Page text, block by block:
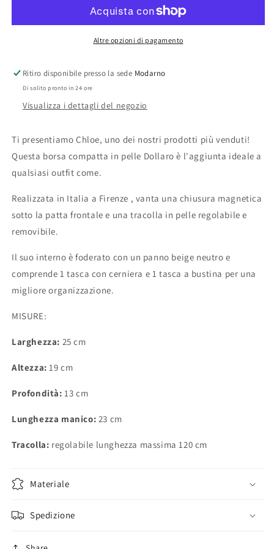
in
25x13x19
cm
Chloe
in
Vera
25x13x19
cm
Altre opzioni di pagamento
Ritiro disponibile presso la sede Modarno
Di solito pronto in 24 ore
Visualizza i dettagli del negozio
Ti presentiamo Chloe, uno dei nostri prodotti più venduti!
Questa borsa compatta in pelle Dollaro è l'aggiunta ideale a
qualsiasi outfit come.
Realizzata in Italia a Firenze , vanta una chiusura magnetica
sotto la patta frontale e una tracolla in pelle regolabile e
removibile.
Il suo interno è foderato con un panno beige neutro e
comprende 1 tasca con cerniera e 1 tasca a bustina per una
migliore organizzazione.
MISURE:
Larghezza: 25 cm
Altezza: 19 cm
Profondità: 13 cm
Lunghezza manico: 23 cm
Tracolla: regolabile lunghezza massima 120 cm
Materiale
Spedizione